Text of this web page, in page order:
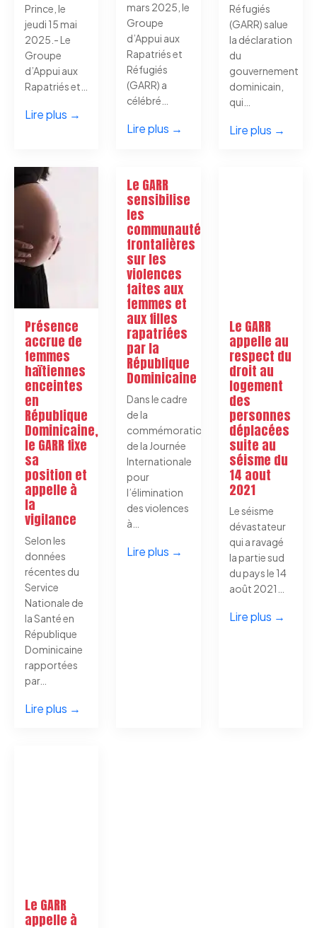
Prince, le
jeudi 15 mai
2025.- Le
Groupe
d’Appui aux
Rapatriés et…
Lire plus →
mars 2025, le
Groupe
d’Appui aux
Rapatriés et
Réfugiés
(GARR) a
célébré…
Lire plus →
Réfugiés
(GARR) salue
la déclaration
du
gouvernement
dominicain,
qui…
Lire plus →
Présence
accrue de
femmes
haïtiennes
enceintes
en
République
Dominicaine,
le GARR fixe
sa
position et
appelle à
la
vigilance
Selon les
données
récentes du
Service
Nationale de
la Santé en
République
Dominicaine
rapportées
par…
Lire plus →
Le GARR
sensibilise
les
communautés
frontalières
sur les
violences
faites aux
femmes et
aux filles
rapatriées
par la
République
Dominicaine
Dans le cadre
de la
commémoration
de la Journée
Internationale
pour
l’élimination
des violences
à…
Lire plus →
Le GARR
appelle au
respect du
droit au
logement
des
personnes
déplacées
suite au
séisme du
14 aout
2021
Le séisme
dévastateur
qui a ravagé
la partie sud
du pays le 14
août 2021…
Lire plus →
Le GARR
appelle à